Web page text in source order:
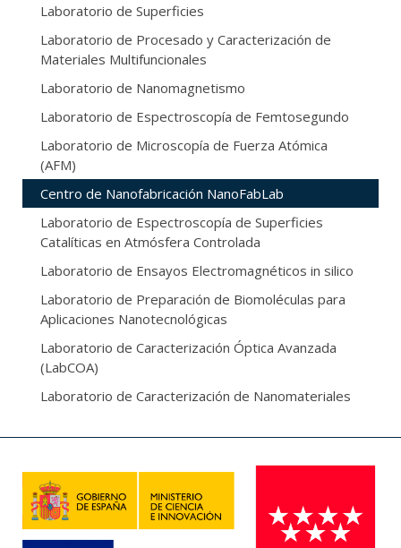
Laboratorio de Superficies
Laboratorio de Procesado y Caracterización de
Materiales Multifuncionales
Laboratorio de Nanomagnetismo
Laboratorio de Espectroscopía de Femtosegundo
Laboratorio de Microscopía de Fuerza Atómica
(AFM)
Centro de Nanofabricación NanoFabLab
Laboratorio de Espectroscopía de Superficies
Catalíticas en Atmósfera Controlada
Laboratorio de Ensayos Electromagnéticos in silico
Laboratorio de Preparación de Biomoléculas para
Aplicaciones Nanotecnológicas
Laboratorio de Caracterización Óptica Avanzada
(LabCOA)
Laboratorio de Caracterización de Nanomateriales